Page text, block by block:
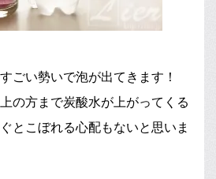
ごい勢いで泡が出てきます！
の方まで炭酸水が上がってくる
とこぼれる心配もないと思いま